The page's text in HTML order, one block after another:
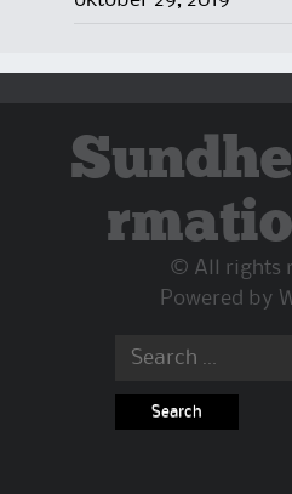
© All rights
Powered by
Search